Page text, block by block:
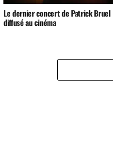
Le dernier concert de Patrick Bruel
diffusé au cinéma